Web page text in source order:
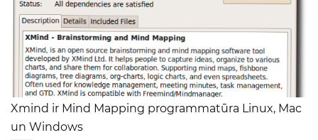
Xmind ir Mind Mapping programmatūra Linux, Mac
un Windows